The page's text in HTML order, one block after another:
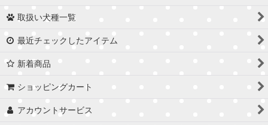
取扱い犬種一覧
最近チェックしたアイテム
新着商品
ショッピングカート
アカウントサービス